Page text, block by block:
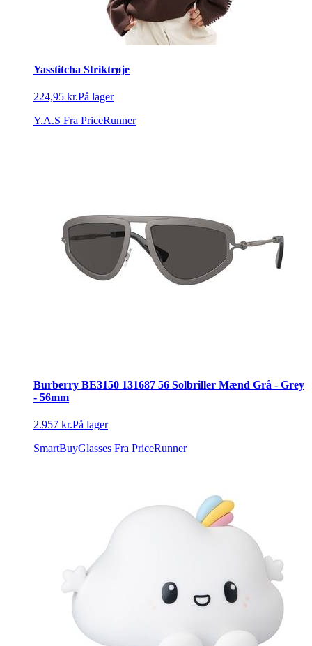
Yasstitcha Striktrøje
224,95 kr.På lager
Y.A.S Fra PriceRunner
Burberry BE3150 131687 56 Solbriller Mænd Grå - Grey
- 56mm
2.957 kr.På lager
SmartBuyGlasses Fra PriceRunner